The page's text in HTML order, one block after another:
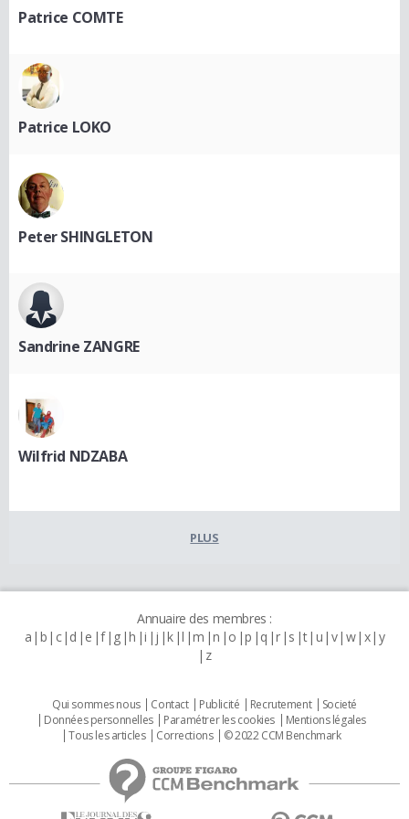
Patrice COMTE
Patrice LOKO
Peter SHINGLETON
Sandrine ZANGRE
Wilfrid NDZABA
PLUS
Annuaire des membres :
a b c d e f g h i j k l m n o p q r s t u v w x y
z
Qui sommes nous Contact Publicité Recrutement
Societé
Données personnelles
Paramétrer les cookies
Mentions légales
Tous les articles
Corrections © 2022 CCM Benchmark